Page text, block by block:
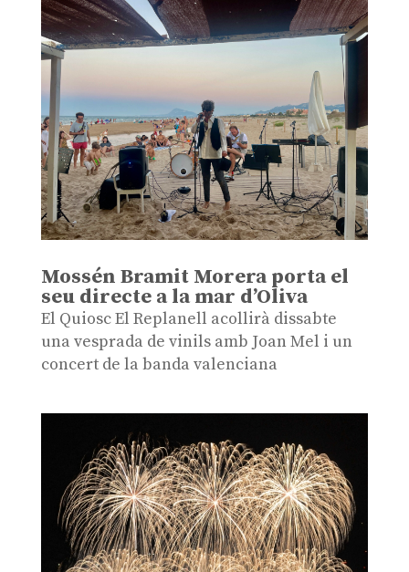
Mossén Bramit Morera porta el
seu directe a la mar d’Oliva
El Quiosc El Replanell acollirà dissabte
una vesprada de vinils amb Joan Mel i un
concert de la banda valenciana